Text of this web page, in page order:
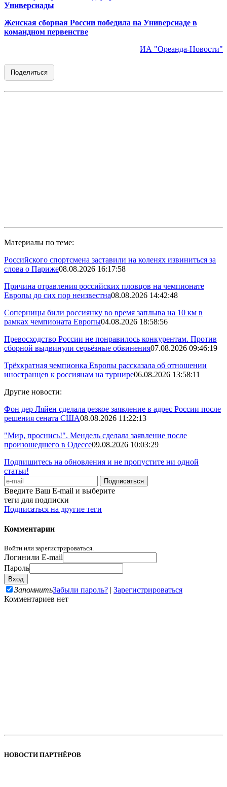
Универсиады
Женская сборная России победила на Универсиаде в
командном первенстве
ИА "Ореанда-Новости"
Поделиться
Материалы по теме:
Российского спортсмена заставили на коленях извиниться за
слова о Париже08.08.2026 16:17:58
Причина отравления российских пловцов на чемпионате
Европы до сих пор неизвестна08.08.2026 14:42:48
Соперницы били россиянку во время заплыва на 10 км в
рамках чемпионата Европы04.08.2026 18:58:56
Превосходство России не понравилось конкурентам. Против
сборной выдвинули серьёзные обвинения07.08.2026 09:46:19
Трёхкратная чемпионка Европы рассказала об отношении
иностранцев к россиянам на турнире06.08.2026 13:58:11
Другие новости:
Фон дер Ляйен сделала резкое заявление в адрес России после
решения сената США08.08.2026 11:22:13
"Мир, проснись!". Мендель сделала заявление после
произошедшего в Одессе09.08.2026 10:03:29
Подпишитесь на обновления и не пропустите ни одной
статьи!
Введите Ваш E-mail и выберите
теги для подписки
Подписаться на другие теги
Комментарии
Войти или зарегистрироваться.
Логинили E-mail
Пароль
ЗапомнитьЗабыли пароль? | Зарегистрироваться
Комментариев нет
НОВОСТИ ПАРТНЁРОВ